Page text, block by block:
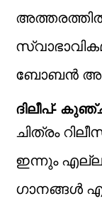
ബോബൻ
ദിലീപ്-
ചിത്രം
ഇന്നും
ഗാനങ്ങൾ